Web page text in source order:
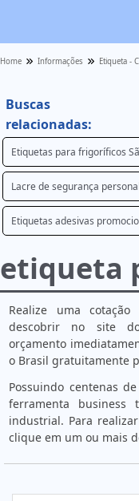
Home Informações
Buscas
relacionadas:
Etiquetas para frigoríficos
Lacre de segurança
Etiquetas adesivas
etiqueta
Realize uma
descobrir no site
orçamento
o Brasil gratuitamente
Possuindo centenas
ferramenta business
industrial. Para
clique em um ou mais